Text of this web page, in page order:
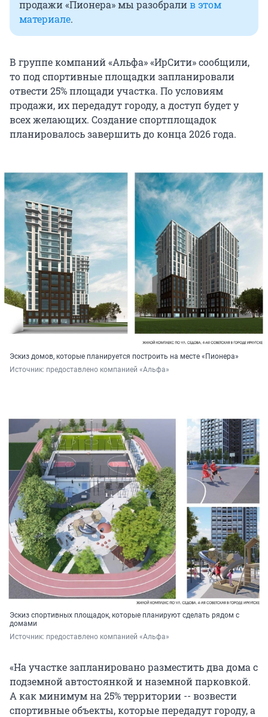
продажи «Пионера» мы разобралив этом
материале.
В группе компаний «Альфа» «ИрСити» сообщили,
то под спортивные площадки запланировали
отвести 25% площади участка. По условиям
продажи, их передадут городу, а доступ будет у
всех желающих. Создание спортплощадок
планировалось завершить до конца 2026 года.
Эскиз домов, которые планируется построить на месте «Пионера»
Источник: предоставлено компанией «Альфа»
Эскиз спортивных площадок, которые планируют сделать рядом с
домами
Источник: предоставлено компанией «Альфа»
«На участке запланировано разместить два дома с
подземной автостоянкой и наземной парковкой.
А как минимум на 25% территории -- возвести
спортивные объекты, которые передадут городу, а